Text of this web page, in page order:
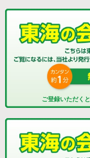
ご登録いただくと